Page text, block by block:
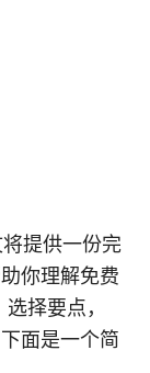
提供一份完
你理解免费
择要点，
面是一个简